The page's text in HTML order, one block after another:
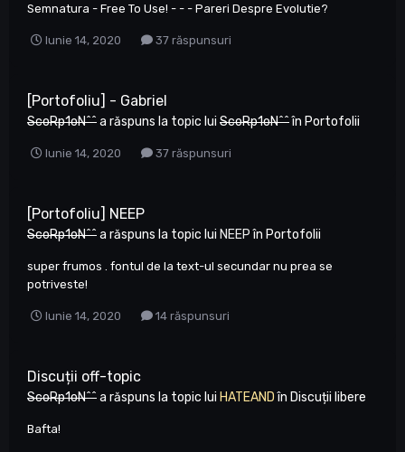
Semnatura - Free To Use! - - - Pareri Despre Evolutie?
Iunie 14, 2020 37 răspunsuri
[Portofoliu] - Gabriel
ScoRp1oN^^a răspuns la topic lui ScoRp1oN^^în Portofolii
Iunie 14, 2020 37 răspunsuri
[Portofoliu] NEEP
ScoRp1oN^^a răspuns la topic lui NEEPîn Portofolii
super frumos . fontul de la text-ul secundar nu prea se
potriveste!
Iunie 14, 2020 14 răspunsuri
Discuții off-topic
ScoRp1oN^^a răspuns la topic lui HATEANDîn Discuții libere
Bafta!